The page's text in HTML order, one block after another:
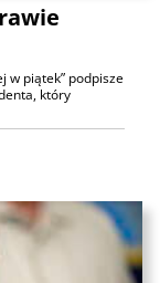
w piątek” podpisze
który